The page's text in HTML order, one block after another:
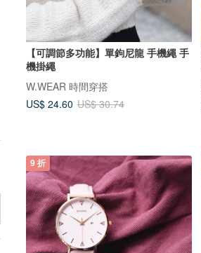
【可調節多功能】單鉤尼龍 手機繩 手
機掛繩
W.WEAR 時間穿搭
US$ 24.60 US$ 30.74
9 折